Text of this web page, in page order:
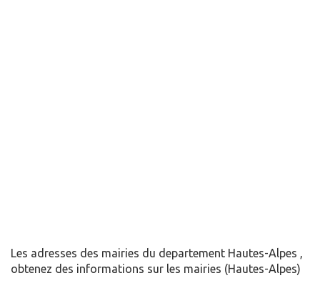
Les adresses des mairies du departement Hautes-Alpes ,
obtenez des informations sur les mairies (Hautes-Alpes)